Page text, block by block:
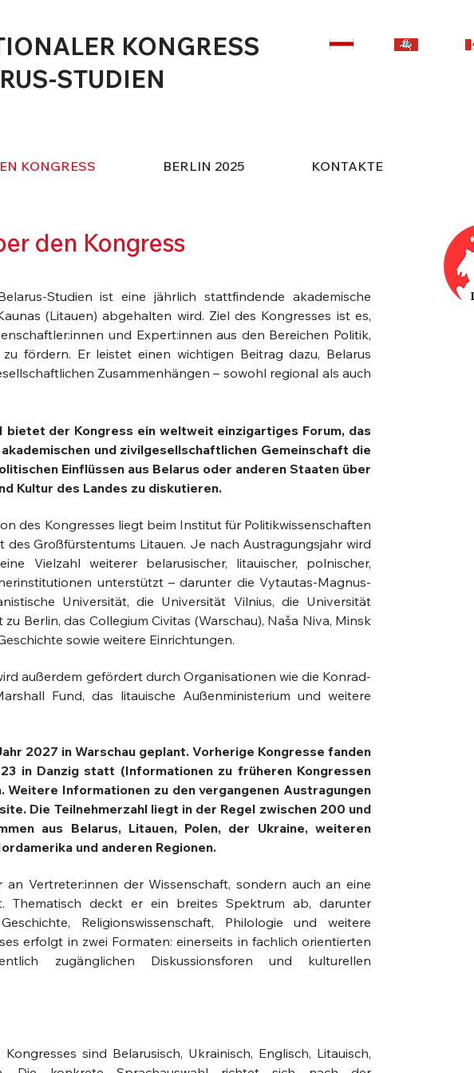
KONGRESS
STUDIEN
KONGRESS BERLIN 2025 KONTAKTE
den Kongress
Studien ist eine jährlich stattfindende akademische
(Litauen) abgehalten wird. Ziel des Kongresses ist es,
und Expert:innen aus den Bereichen Politik,
fördern. Er leistet einen wichtigen Beitrag dazu, Belarus
Zusammenhängen – sowohl regional als auch
bietet der Kongress ein weltweit einzigartiges Forum, das
und zivilgesellschaftlichen Gemeinschaft die
Einflüssen aus Belarus oder anderen Staaten über
Kultur des Landes zu diskutieren.
des Kongresses liegt beim Institut für Politikwissenschaften
des Großfürstentums Litauen. Je nach Austragungsjahr wird
Vielzahl weiterer belarusischer, litauischer, polnischer,
unterstützt – darunter die Vytautas-Magnus-
Universität, die Universität Vilnius, die Universität
Berlin, das Collegium Civitas (Warschau), Naša Niva, Minsk
sowie weitere Einrichtungen.
außerdem gefördert durch Organisationen wie die Konrad-
Fund, das litauische Außenministerium und weitere
2027 in Warschau geplant. Vorherige Kongresse fanden
in Danzig statt (Informationen zu früheren Kongressen
. Weitere Informationen zu den vergangenen Austragungen
Die Teilnehmerzahl liegt in der Regel zwischen 200 und
aus Belarus, Litauen, Polen, der Ukraine, weiteren
und anderen Regionen.
Vertreter:innen der Wissenschaft, sondern auch an eine
Thematisch deckt er ein breites Spektrum ab, darunter
Religionswissenschaft, Philologie und weitere
erfolgt in zwei Formaten: einerseits in fachlich orientierten
zugänglichen Diskussionsforen und kulturellen
sind Belarusisch, Ukrainisch, Englisch, Litauisch,